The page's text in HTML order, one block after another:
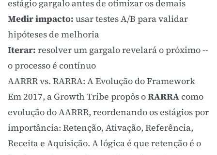
estágio gargalo antes de otimizar os demais
Medir impacto: usartestes A/B para validar
hipóteses de melhoria
Iterar: resolver um gargalo revelará o próximo --
o processo é contínuo
AARRR vs. RARRA: A Evolução do Framework
Em 2017, a Growth Tribe propôs oRARRAcomo
evolução do AARRR, reordenando os estágios por
importância: Retenção, Ativação, Referência,
Receita e Aquisição. A lógica é que retenção é o